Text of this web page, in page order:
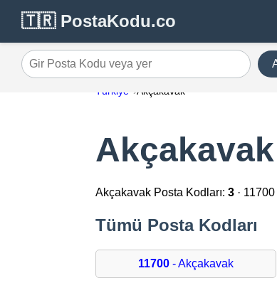
🇹🇷 PostaKodu.co
Gir Posta Kodu veya yer
Türkiye Akçakavak
Akçakavak Posta Kodları:3 ·
Tümü Posta Kodları
11700 - Akçakavak